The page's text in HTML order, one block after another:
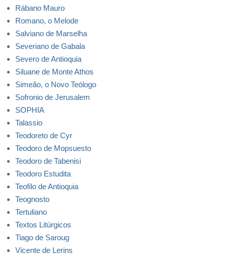
Rábano Mauro
Romano, o Melode
Salviano de Marselha
Severiano de Gabala
Severo de Antioquia
Siluane de Monte Athos
Simeão, o Novo Teólogo
Sofronio de Jerusalem
SOPHIA
Talassio
Teodoreto de Cyr
Teodoro de Mopsuesto
Teodoro de Tabenisi
Teodoro Estudita
Teofilo de Antioquia
Teognosto
Tertuliano
Textos Litúrgicos
Tiago de Saroug
Vicente de Lerins